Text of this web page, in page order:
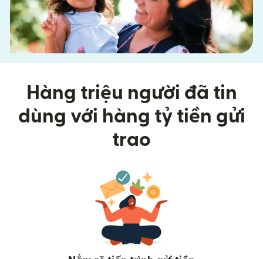
Hàng triệu người đã tin
dùng với hàng tỷ tiền gửi
trao